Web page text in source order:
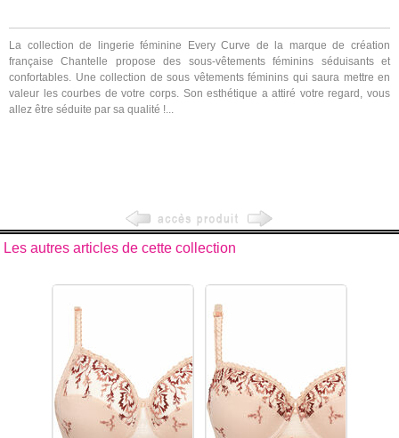
La collection de lingerie féminine Every Curve de la marque de création
française Chantelle propose des sous-vêtements féminins séduisants et
confortables. Une collection de sous vêtements féminins qui saura mettre en
valeur les courbes de votre corps. Son esthétique a attiré votre regard, vous
allez être séduite par sa qualité !...
Les autres articles de cette collection